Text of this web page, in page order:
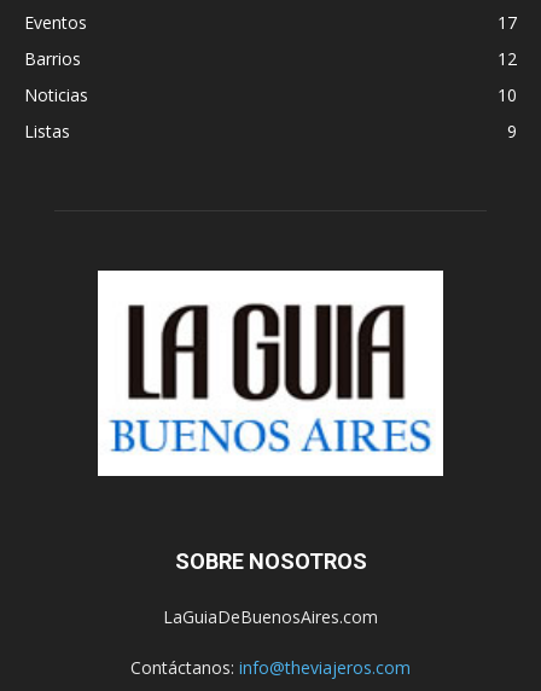
Eventos
17
Barrios
12
Noticias
10
Listas
9
SOBRE NOSOTROS
LaGuiaDeBuenosAires.com
Contáctanos: info@theviajeros.com